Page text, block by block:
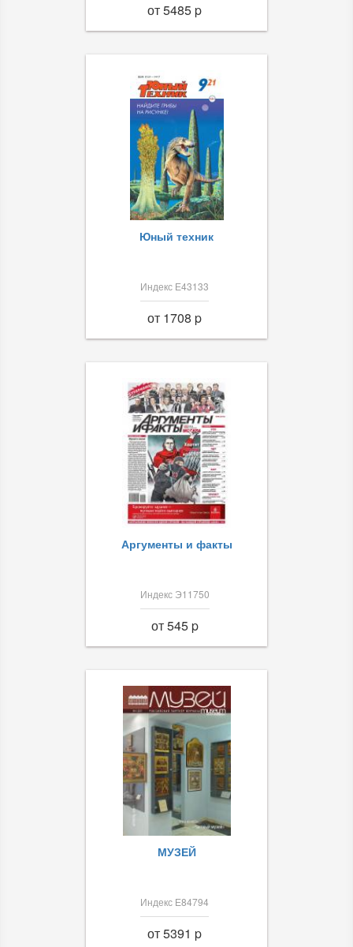
от 5485 p
Юный техник
Индекс Е43133
от 1708 p
Аргументы и факты
Индекс Э11750
от 545 p
МУЗЕЙ
Индекс Е84794
от 5391 p